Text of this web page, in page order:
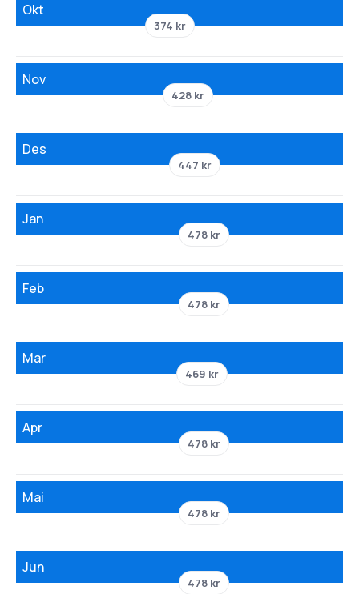
Okt
374 kr
Nov
428 kr
Des
447 kr
Jan
478 kr
Feb
478 kr
Mar
469 kr
Apr
478 kr
Mai
478 kr
Jun
478 kr